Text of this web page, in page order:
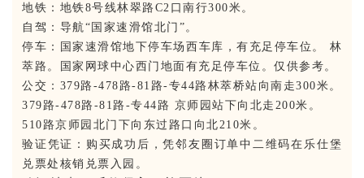
地铁：地铁8号线林翠路C2口南行300米。
自驾：导航“国家速滑馆北门”。
停车：国家速滑馆地下停车场西车库，有充足停车位。 林
萃路。国家网球中心西门地面有充足停车位。仅供参考。
公交：379路-478路-81路-专44路林萃桥站向南走300米。
379路-478路-81路-专44路 京师园站下向北走200米。
510路京师园北门下向东过路口向北210米。
验证凭证：购买成功后，凭邻友圈订单中二维码在乐仕堡
兑票处核销兑票入园。